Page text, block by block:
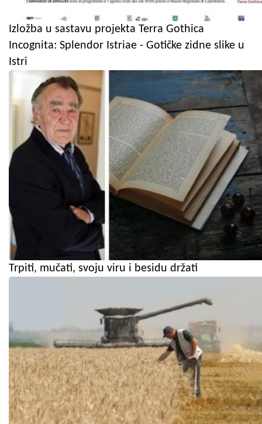
Izložba u sastavu projekta Terra Gothica
Incognita: Splendor Istriae - Gotičke zidne slike u
Istri
Trpiti, mučati, svoju viru i besidu držati